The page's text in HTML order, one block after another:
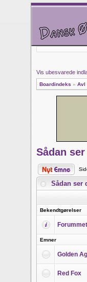
Vis ubesvarede
Boardindeks » Avl
Sådan ser
Sådan ser
Bekendtgørelser
Emner
Golden
Red Fox